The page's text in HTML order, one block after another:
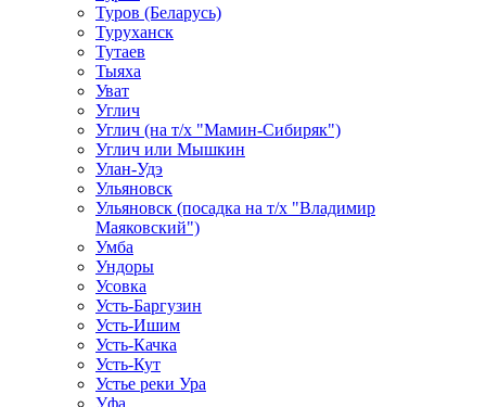
Туров (Беларусь)
Туруханск
Тутаев
Тыяха
Уват
Углич
Углич (на т/х "Мамин-Сибиряк")
Углич или Мышкин
Улан-Удэ
Ульяновск
Ульяновск (посадка на т/х "Владимир
Маяковский")
Умба
Ундоры
Усовка
Усть-Баргузин
Усть-Ишим
Усть-Качка
Усть-Кут
Устье реки Ура
Уфа